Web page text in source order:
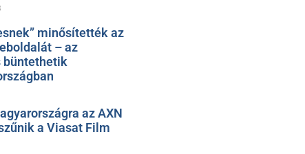
minősítették az
– az
büntethetik
az AXN
a Viasat Film